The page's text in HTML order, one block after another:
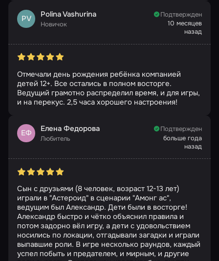
PV Polina Vashurina
Новичок
Подтвержден
10 месяцев
назад
Отмечали день рождения ребёнка компанией
детей 12+. Все остались в полном восторге.
Ведущий грамотно распределил время, и для игры,
и на перекус. 2,5 часа хорошего настроения!
ЕФ Елена Федорова
Любитель
Подтвержден
больше года
назад
Сын с друзьями (8 человек, возраст 12-13 лет)
играли в "Астероид" в сценарии "Амонг ас",
ведущим был Александр. Дети были в восторге!
Александр быстро и чётко объяснил правила и
потом задорно вёл игру, а дети с удовольствием
носились по локации, отгадывали загадки и играли
выпавшие роли. В игре несколько раундов, каждый
успел побыть и предателем, и мирным, и другие